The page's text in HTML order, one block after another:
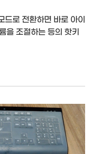
로 전환하면 바로 아이
을 조절하는 등의 핫키